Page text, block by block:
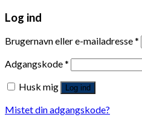
Log ind
Brugernavn eller e-mailadresse*
Adgangskode*
Husk mig
Log ind
Mistet din adgangskode?